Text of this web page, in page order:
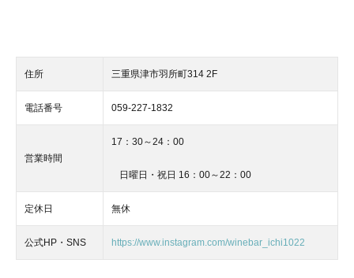
住所 三重県津市羽所町314 2F
電話番号 059-227-1832
営業時間
17：30～24：00
日曜日・祝日 16：00～22：00
定休日 無休
公式HP・SNS https://www.instagram.com/winebar_ichi1022